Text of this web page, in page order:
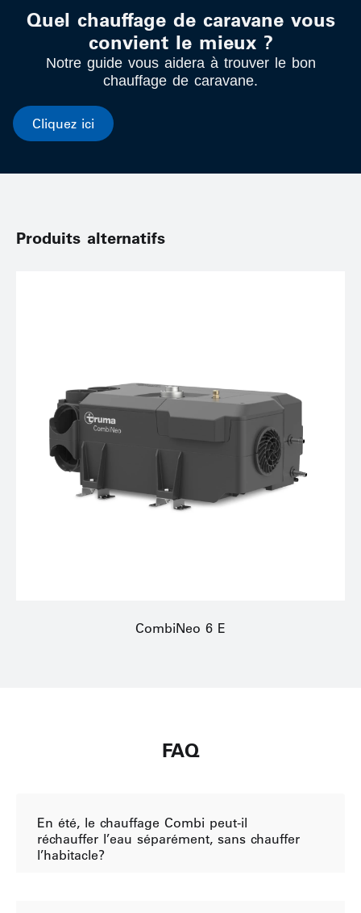
Quel chauffage de caravane vous
convient le mieux ?
Notre guide vous aidera à trouver le bon
chauffage de caravane.
Cliquez ici
Produits alternatifs
CombiNeo 6 E
FAQ
En été, le chauffage Combi peut-il
réchauffer l’eau séparément, sans chauffer
l’habitacle?